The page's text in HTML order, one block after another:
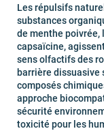
Les répulsifs
substances
de menthe poivrée,
capsaïcine,
sens olfactifs des
barrière dissuasive
composés
approche
sécurité
toxicité pour les